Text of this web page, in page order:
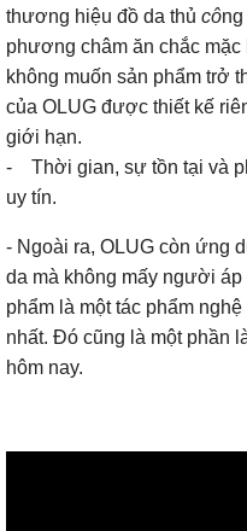
thương hiệu đồ da thủ cô
phương châm ăn chắc
không muốn sản phẩm trở
của OLUG được thiết kế
giới hạn.
- Thời gian, sự tồn tại và
uy tín.
- Ngoài ra, OLUG còn ứng
da mà không mấy người
phẩm là một tác phẩm nghệ
nhất. Đó cũng là một phần
hôm nay.